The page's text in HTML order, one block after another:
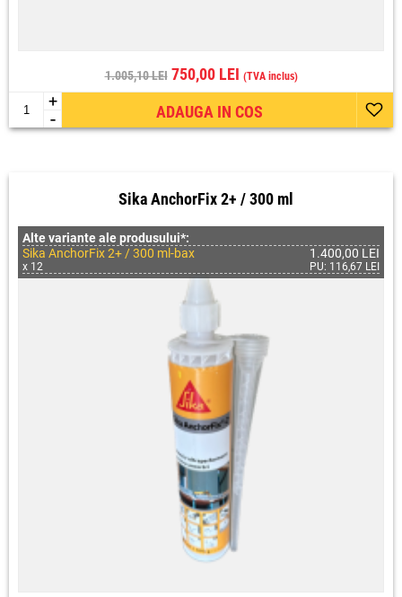
1.005,10 LEI750,00 LEI (TVA inclus)
+
- ADAUGA IN COS
Sika AnchorFix 2+ / 300 ml
Alte variante ale produsului*:
Sika AnchorFix 2+ / 300 ml-bax
x 12
1.400,00 LEI
PU: 116,67 LEI